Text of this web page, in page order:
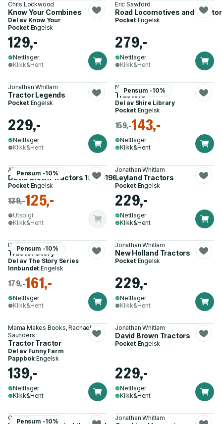
Chris Lockwood
Know Your Combines
Del av Know Your
Pocket| Engelsk
129,-
Nettlager
Klikk&Hent
Eric Sawford
Road Locomotives and
Pocket| Engelsk
279,-
Nettlager
Klikk&Hent
Jonathan Whitlam
Tractor Legends
Pocket| Engelsk
229,-
Nettlager
Klikk&Hent
Pensum -10%
Nick Baldwin
Tractors
Del av Shire Library
Pocket| Engelsk
159,-143,-
Nettlager
Klikk&Hent
Pensum -10%
Alan Earnshaw
David Brown Tractors 1936-1964
Pocket| Engelsk
139,-125,-
Utsolgt
Klikk&Hent
Jonathan Whitlam
Leyland Tractors
Pocket| Engelsk
229,-
Nettlager
Klikk&Hent
Pensum -10%
Duncan Wherrett
Tractor Story
Del av The Story Series
Innbundet |Engelsk
179,-161,-
Nettlager
Klikk&Hent
Jonathan Whitlam
New Holland Tractors
Pocket| Engelsk
229,-
Nettlager
Klikk&Hent
Mama Makes Books, Rachael
Saunders
Tractor Tractor
Del av Funny Farm
Pappbok|Engelsk
139,-
Nettlager
Klikk&Hent
Jonathan Whitlam
David Brown Tractors
Pocket| Engelsk
229,-
Nettlager
Klikk&Hent
Pensum -10%
Colin Tyson Jonathan Whitlam